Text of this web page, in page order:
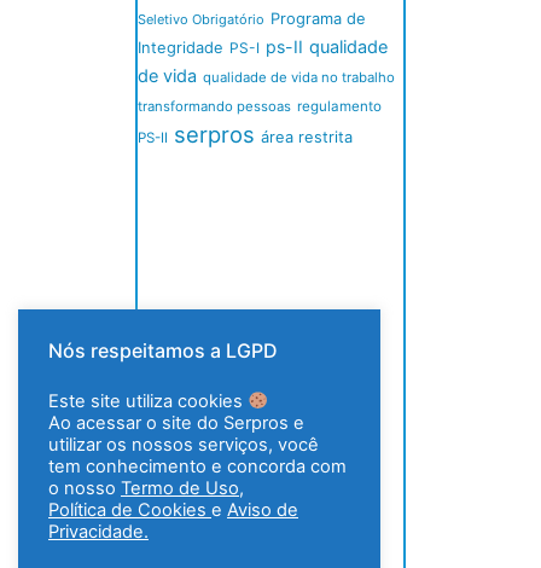
Seletivo Obrigatório Programa de
Integridade PS-I ps-II qualidade
de vida qualidade de vida no trabalho
transformando pessoas regulamento
PS-II serpros área restrita
Nós respeitamos a LGPD
Este site utiliza cookies
Ao acessar o site do Serpros e
utilizar os nossos serviços, você
tem conhecimento e concorda com
o nosso Termo de Uso,
Política de Cookies e Aviso de
Privacidade.